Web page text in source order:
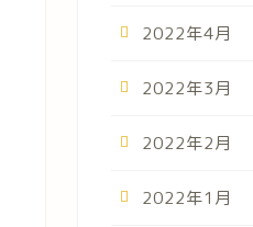
2022年4月
2022年3月
2022年2月
2022年1月